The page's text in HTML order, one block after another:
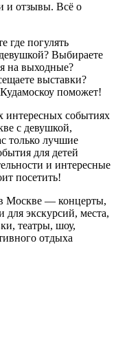
и отзывы. Всё о
где погулять
Выбираете
на выходные?
выставки?
поможет!
интересных событиях
с девушкой,
только лучшие
для детей
и интересные
посетить!
Москве — концерты,
для экскурсий, места,
театры, шоу,
отдыха